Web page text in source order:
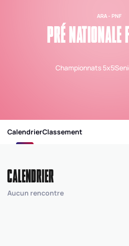
ARA - PNF
PRÉ NATIONALE
Championnats 5x5
CalendrierClassement
CALENDRIER
Aucun rencontre